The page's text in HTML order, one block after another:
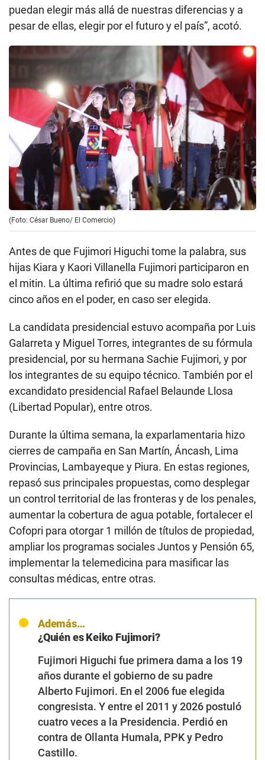
puedan elegir más allá de nuestras diferencias y a
pesar de ellas, elegir por el futuro y el país”, acotó.
(Foto: César Bueno/ El Comercio)
Antes de que Fujimori Higuchi tome la palabra, sus
hijas Kiara y Kaori Villanella Fujimori participaron en
el mitin. La última refirió que su madre solo estará
cinco años en el poder, en caso ser elegida.
La candidata presidencial estuvo acompaña por Luis
Galarreta y Miguel Torres, integrantes de su fórmula
presidencial, por su hermana Sachie Fujimori, y por
los integrantes de su equipo técnico. También por el
excandidato presidencial Rafael Belaunde Llosa
(Libertad Popular), entre otros.
Durante la última semana, la exparlamentaria hizo
cierres de campaña en San Martín, Áncash, Lima
Provincias, Lambayeque y Piura. En estas regiones,
repasó sus principales propuestas, como desplegar
un control territorial de las fronteras y de los penales,
aumentar la cobertura de agua potable, fortalecer el
Cofopri para otorgar 1 millón de títulos de propiedad,
ampliar los programas sociales Juntos y Pensión 65,
implementar la telemedicina para masificar las
consultas médicas, entre otras.
Además…
¿Quién es Keiko Fujimori?
Fujimori Higuchi fue primera dama a los 19
años durante el gobierno de su padre
Alberto Fujimori. En el 2006 fue elegida
congresista. Y entre el 2011 y 2026 postuló
cuatro veces a la Presidencia. Perdió en
contra de Ollanta Humala, PPK y Pedro
Castillo.